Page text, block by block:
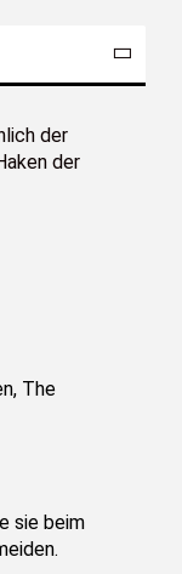
der
der
The
sie beim